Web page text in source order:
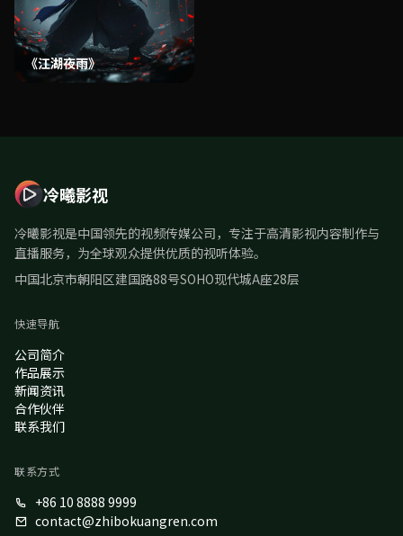
《江湖夜雨》
冷曦影视
冷曦影视是中国领先的视频传媒公司，专注于高清影视内容制作与
直播服务，为全球观众提供优质的视听体验。
中国北京市朝阳区建国路88号SOHO现代城A座28层
快速导航
公司简介
作品展示
新闻资讯
合作伙伴
联系我们
联系方式
+86 10 8888 9999
contact@zhibokuangren.com